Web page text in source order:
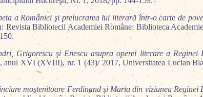
a României şi prelucrarea lui literară într-o carte de
Revista Bibliotecii Academiei Române: Biblioteca
Grigorescu şi Enescu asupra operei literare a Reginei
anul XVI (XVIII), nr. 1 (43)/ 2017, Universitatea Lucian
moştenitoare Ferdinand şi Maria din viziunea Reginei